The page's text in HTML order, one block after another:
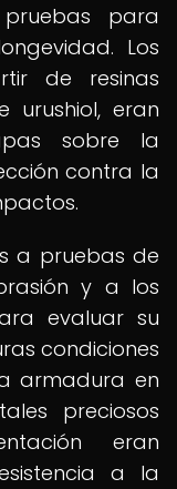
para
Los
de resinas
urushiol, eran
sobre la
contra la
a pruebas de
y a los
evaluar su
condiciones
armadura en
preciosos
eran
a la